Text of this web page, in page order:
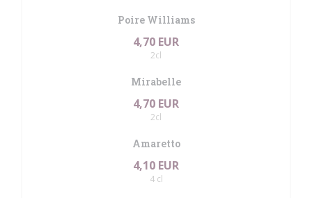
Poire Williams
4,70 EUR
2cl
Mirabelle
4,70 EUR
2cl
Amaretto
4,10 EUR
4 cl